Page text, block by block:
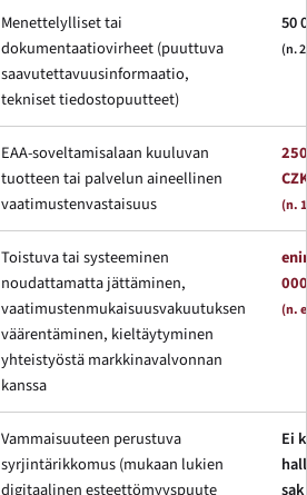
Menettelylliset tai
dokumentaatiovirheet (puuttuva
saavutettavuusinformaatio,
tekniset tiedostopuutteet)
50
(n.
EAA-soveltamisalaan kuuluvan
tuotteen tai palvelun aineellinen
vaatimustenvastaisuus
(n.
Toistuva tai systeeminen
noudattamatta jättäminen,
vaatimustenmukaisuusvakuutuksen
väärentäminen, kieltäytyminen
yhteistyöstä markkinavalvonnan
kanssa
(n.
Vammaisuuteen perustuva
syrjintärikkomus (mukaan lukien
digitaalinen esteettömyyspuute
Ei